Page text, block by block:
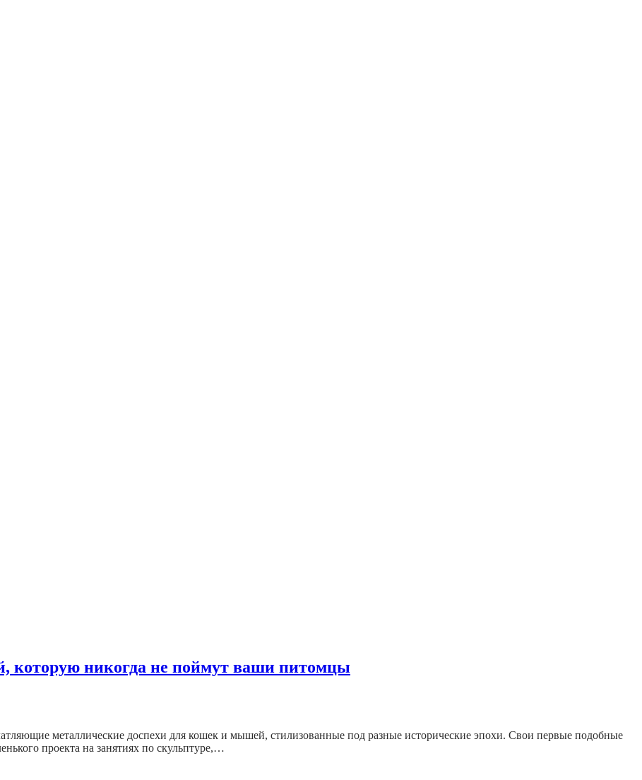
никогда не поймут ваши питомцы
металлические доспехи для кошек и мышей, стилизованные под разные исторические эпохи. Свои первые подобные
проекта на занятиях по скульптуре,…